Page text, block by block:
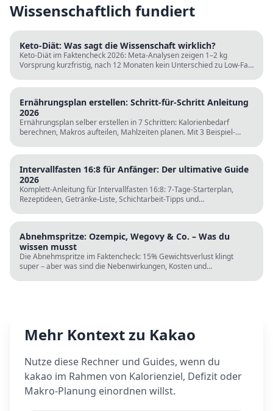
Wissenschaftlich fundiert
Keto-Diät: Was sagt die Wissenschaft wirklich?
Keto-Diät im Faktencheck 2026: Meta-Analysen zeigen 1–2 kg
Vorsprung kurzfristig, nach 12 Monaten kein Unterschied zu Low-Fat.
Ernährungsplan erstellen: Schritt-für-Schritt Anleitung
2026
Ernährungsplan selber erstellen in 7 Schritten: Kalorienbedarf
berechnen, Makros aufteilen, Mahlzeiten planen. Mit 3 Beispiel-
Intervallfasten 16:8 für Anfänger: Der ultimative Guide
2026
Komplett-Anleitung für Intervallfasten 16:8: 7-Tage-Starterplan,
Rezeptideen, Getränke-Liste, Schichtarbeit-Tipps und
Abnehmspritze: Ozempic, Wegovy & Co. – Was du
wissen musst
Die Abnehmspritze im Faktencheck: 15% Gewichtsverlust klingt
super – aber was sind die Nebenwirkungen, Kosten und
Mehr Kontext zu Kakao
Nutze diese Rechner und Guides, wenn du
kakao im Rahmen von Kalorienziel, Defizit oder
Makro-Planung einordnen willst.